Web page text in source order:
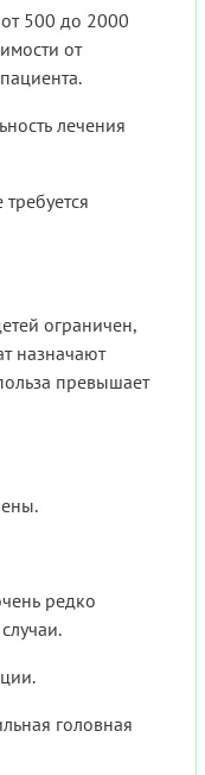
от 500 до 2000
от
лечения
ограничен,
назначают
превышает
редко
головная